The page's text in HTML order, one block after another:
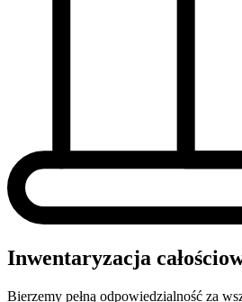
Inwentaryzacja
Bierzemy pełną odpowiedzialność za